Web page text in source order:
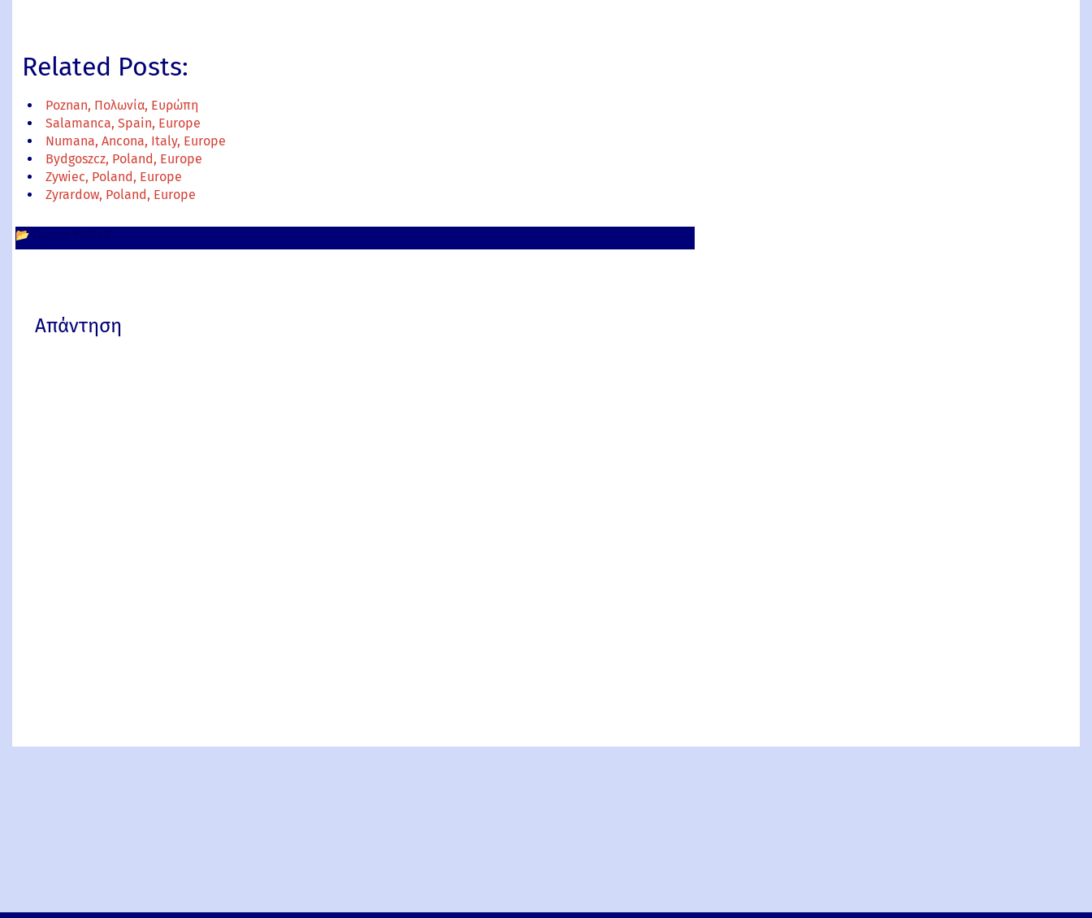
Related Posts:
Poznan, Πολωνία, Ευρώπη
Salamanca, Spain, Europe
Numana, Ancona, Italy, Europe
Bydgoszcz, Poland, Europe
Zywiec, Poland, Europe
Zyrardow, Poland, Europe
📂
Απάντηση